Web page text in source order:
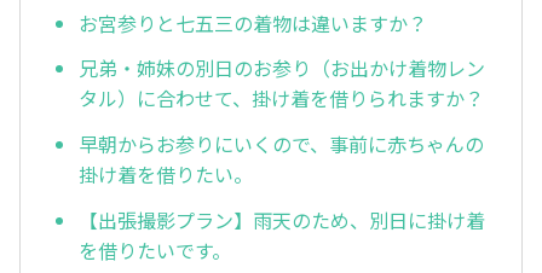
お宮参りと七五三の着物は違いますか？
兄弟・姉妹の別日のお参り（お出かけ着物レン
タル）に合わせて、掛け着を借りられますか？
早朝からお参りにいくので、事前に赤ちゃんの
掛け着を借りたい。
【出張撮影プラン】雨天のため、別日に掛け着
を借りたいです。